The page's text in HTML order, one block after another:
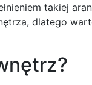
takiej
dlatego